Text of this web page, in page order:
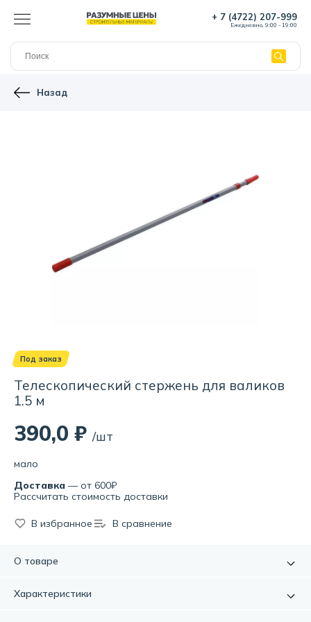
+ 7 (4722) 207-999
Ежедневно, 9:00 - 19:00
Назад
Под заказ
Телескопический стержень для валиков
1.5 м
390,0 ₽ /шт
мало
Доставка — от 600₽
Рассчитать стоимость доставки
В избранное В сравнение
О товаре
Используется в качестве удлинителя при окрашивании
Характеристики